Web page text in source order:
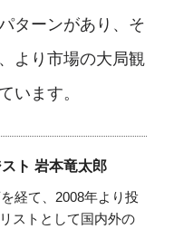
ターンがあり、そ
より市場の大局観
います。
ト 岩本竜太郎
経て、2008年より投
ストとして国内外の